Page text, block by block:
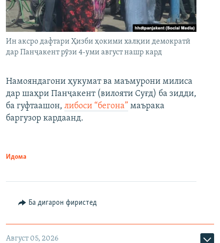
Ин аксро дафтари Ҳизби ҳокими халқии демократӣ
дар Панҷакент рӯзи 4-уми август нашр кард
Намояндагони ҳукумат ва маъмурони милиса
дар шаҳри Панҷакент (вилояти Суғд) ба зидди,
ба гуфтаашон, либоси “бегона” маърака
баргузор кардаанд.
Идома
Ба дигарон фиристед
Август 05, 2026